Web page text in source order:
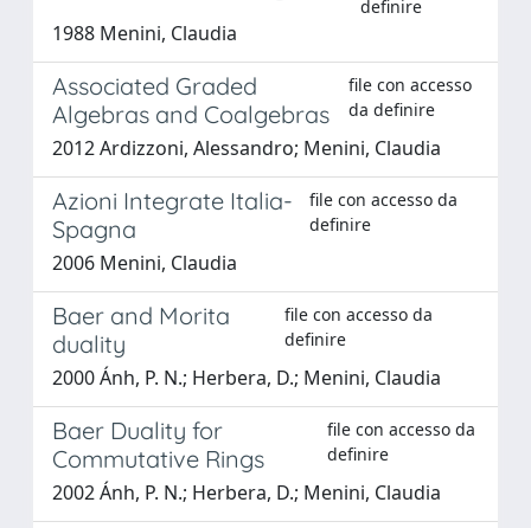
definire
1988 Menini, Claudia
Associated Graded
Algebras and Coalgebras
file con accesso
da definire
2012 Ardizzoni, Alessandro; Menini, Claudia
Azioni Integrate Italia-
Spagna
file con accesso da
definire
2006 Menini, Claudia
Baer and Morita
duality
file con accesso da
definire
2000 Ánh, P. N.; Herbera, D.; Menini, Claudia
Baer Duality for
Commutative Rings
file con accesso da
definire
2002 Ánh, P. N.; Herbera, D.; Menini, Claudia